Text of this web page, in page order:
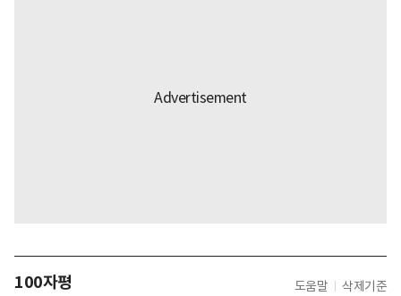
100자평 도움말 삭제기준